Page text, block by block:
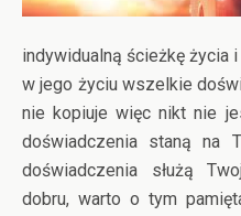
indywidualną ścieżkę życia
w jego życiu wszelkie
nie kopiuje więc nikt nie
doświadczenia staną na
doświadczenia służą
dobru, warto o tym